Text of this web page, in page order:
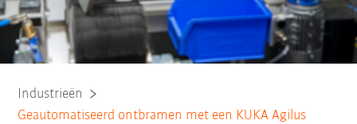
Industrieën
Geautomatiseerd ontbramen met een KUKA Agilus